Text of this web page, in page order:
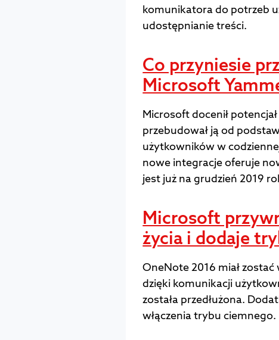
komunikatora do potrzeb
udostępnianie treści.
Co przyniesie
Microsoft
Microsoft docenił
przebudował ją od
użytkowników w
nowe integracje oferuje
jest już na grudzień 2019
Microsoft
życia i dodaje
OneNote 2016 miał
dzięki komunikacji
została przedłużona.
włączenia trybu ciemnego.